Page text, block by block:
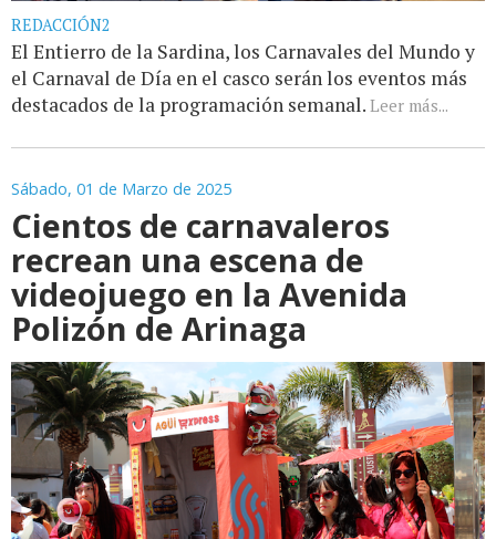
REDACCIÓN2
El Entierro de la Sardina, los Carnavales del Mundo y
el Carnaval de Día en el casco serán los eventos más
destacados de la programación semanal. Leer más...
Sábado, 01 de Marzo de 2025
Cientos de carnavaleros
recrean una escena de
videojuego en la Avenida
Polizón de Arinaga